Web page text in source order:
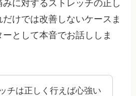
に対するストレッチの正し
けでは改善しないケースま
として本音でお話ししま
チは正しく行えば心強い